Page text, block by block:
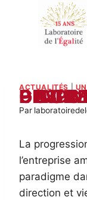
ACTUALITÉS
LA PARITE DANS LES CONSEILS
Par
La
l’entreprise
paradigme
direction et